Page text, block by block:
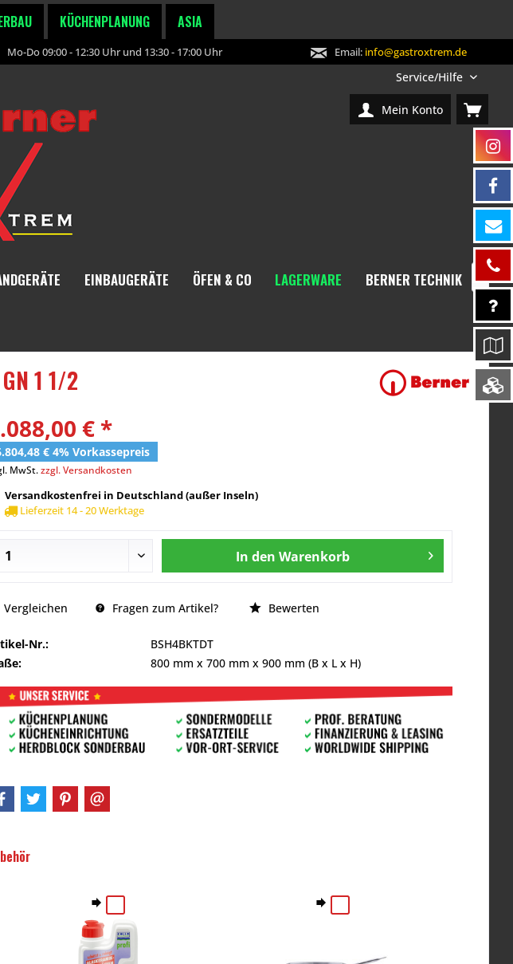
KÜCHENPLANUNG ASIA
Mo-Do 09:00 - 12:30 Uhr und 13:30 - 17:00 Uhr Email: info@gastroxtrem.de
Service/Hilfe
Mein Konto
EINBAUGERÄTE ÖFEN & CO LAGERWARE BERNER TECHNIK
1 1/2
€ *
€ 4% Vorkassepreis
MwSt.zzgl. Versandkosten
Versandkostenfrei in Deutschland (außer Inseln)
Lieferzeit 14 - 20 Werktage
In den Warenkorb
Vergleichen Fragen zum Artikel? Bewerten
Nr.:
BSH4BKTDT
800 mm x700 mm x900 mm (B x L x H)